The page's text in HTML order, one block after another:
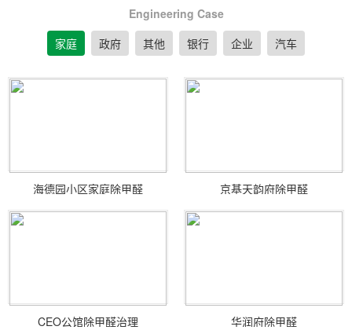
Engineering Case
家庭
政府 其他 银行 企业 汽车
海德园小区家庭除甲醛 京基天韵府除甲醛
CEO公馆除甲醛治理 华润府除甲醛